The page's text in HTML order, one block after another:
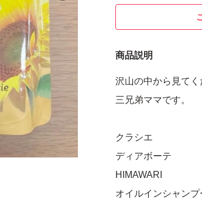
商品説明
沢山の中から見て
三兄弟ママです。
クラシエ
ディアボーテ
HIMAWARI
オイルインシャンプ